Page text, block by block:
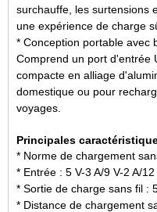
surchauffe, les surtensions
une expérience de charge
* Conception portable avec
Comprend un port d'entrée
compacte en alliage
domestique ou pour
voyages.
Principales
* Norme de chargement
* Entrée : 5 V-3 A/9 V-2 A/12
* Sortie de charge sans fil :
* Distance de chargement